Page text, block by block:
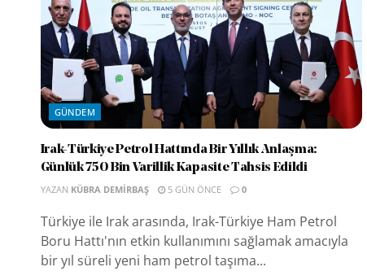
GÜNDEM
Irak-Türkiye Petrol Hattında Bir Yıllık Anlaşma:
Günlük 750 Bin Varillik Kapasite Tahsis Edildi
YAZAN KÜBRA DEMIRBAŞ 5 GÜN ÖNCE 0
Türkiye ile Irak arasında, Irak-Türkiye Ham Petrol
Boru Hattı'nın etkin kullanımını sağlamak amacıyla
bir yıl süreli yeni ham petrol taşıma...